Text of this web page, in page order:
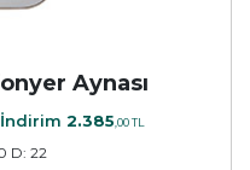
Aynası
İndirim 2.385 ,00 TL
D: 22